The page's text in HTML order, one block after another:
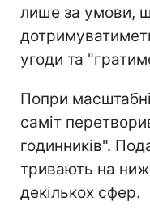
лише за умови,
угоди та
Попри
саміт
годинників".
тривають на
декількох сфер.